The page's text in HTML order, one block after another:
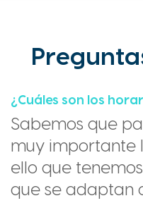
¿Cuáles son los
Sabemos que
muy importante
ello que
que se adaptan